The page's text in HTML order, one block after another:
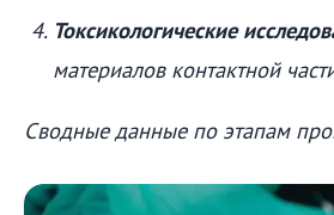
Токсикологические
материалов контактной
Сводные данные по этапам